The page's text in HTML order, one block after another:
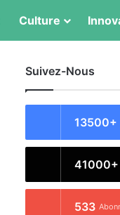
Culture
Suivez-Nous
13500+
41000+
533